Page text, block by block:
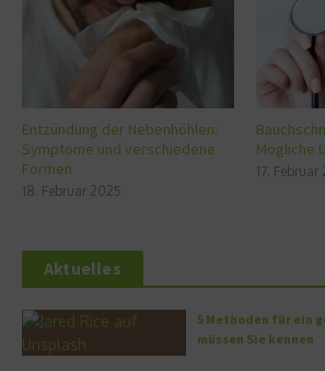
Entzündung der Nebenhöhlen:
Symptome und verschiedene
Formen
18. Februar 2025
Mögliche
17. Februar
Aktuelles
5 Methoden für ein
müssen Sie kennen